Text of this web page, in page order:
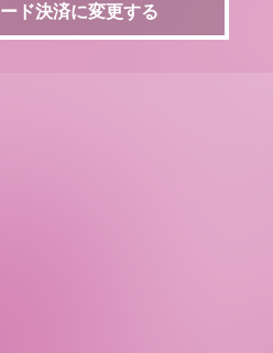
ド決済に変更する